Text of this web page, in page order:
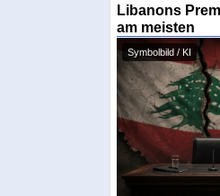
Libanons
am meisten
Symbolbild / KI